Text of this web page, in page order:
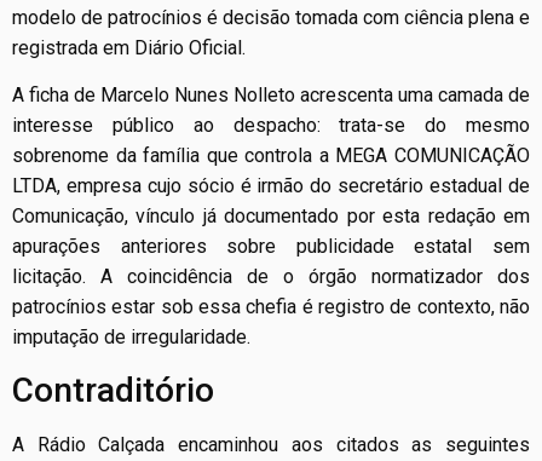
modelo de patrocínios é decisão tomada com ciência plena e
registrada em Diário Oficial.
A ficha de Marcelo Nunes Nolleto acrescenta uma camada de
interesse público ao despacho: trata-se do mesmo
sobrenome da família que controla a MEGA COMUNICAÇÃO
LTDA, empresa cujo sócio é irmão do secretário estadual de
Comunicação, vínculo já documentado por esta redação em
apurações anteriores sobre publicidade estatal sem
licitação. A coincidência de o órgão normatizador dos
patrocínios estar sob essa chefia é registro de contexto, não
imputação de irregularidade.
Contraditório
A Rádio Calçada encaminhou aos citados as seguintes